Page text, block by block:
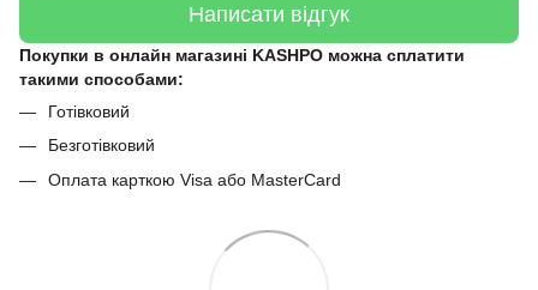
Написати відгук
Покупки в онлайн магазині KASHPO можна сплатити
такими способами:
Готівковий
Безготівковий
Оплата карткою Visa або MasterCard